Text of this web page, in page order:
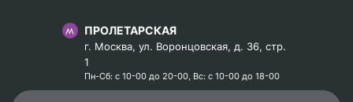
ПРОЛЕТАРСКАЯ
г. Москва, ул. Воронцовская, д. 36, стр.
1
Пн-Сб: с 10-00 до 20-00, Вс: с 10-00 до 18-00